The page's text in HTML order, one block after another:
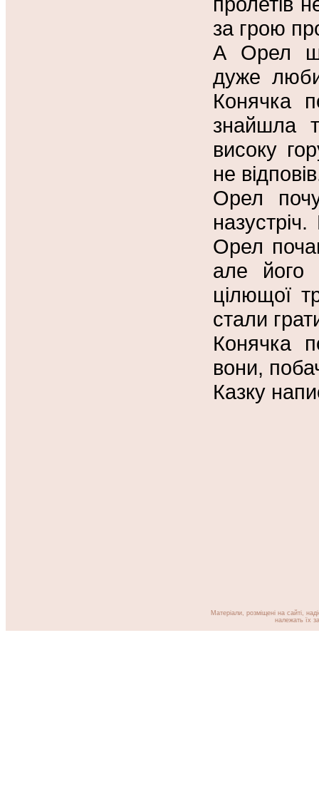
за грою
А Орел
дуже
Конячка
знайшла
високу
не
Орел
Орел
але його
цілющої
стали
Конячка
вони,
Казку
Матеріали, розміщені на сайті,
належать їх